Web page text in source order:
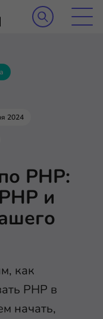
2024
PHP:
и
как
PHP в
начать,